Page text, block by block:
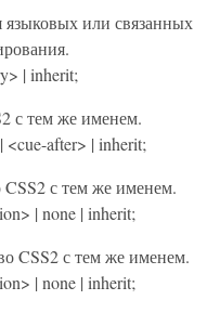
языковых или связанных
| inherit;
с тем же именем.
<cue-after> | inherit;
CSS2 с тем же именем.
| none | inherit;
CSS2 с тем же именем.
| none | inherit;